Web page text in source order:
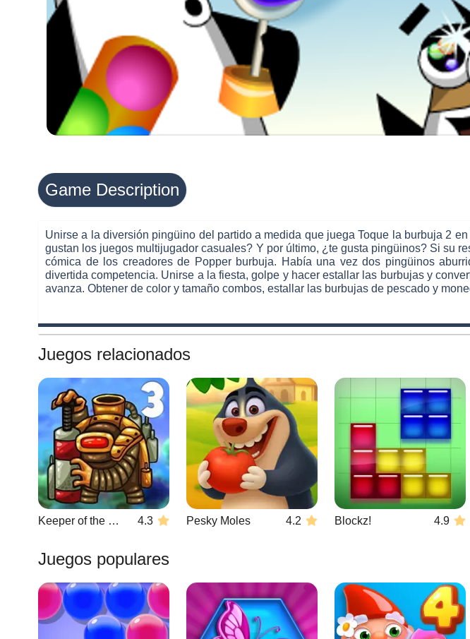
Game Description
Unirse a la diversión pingüino del partido a medida que juega Toque la burbuja 2
gustan los juegos multijugador casuales? Y por último, ¿te gusta pingüinos? Si su
cómica de los creadores de Popper burbuja. Había una vez dos pingüinos
divertida competencia. Unirse a la fiesta, golpe y hacer estallar las burbujas y
avanza. Obtener de color y tamaño combos, estallar las burbujas de pescado y
Juegos relacionados
Keeper of the Grove 3 4.3 Pesky Moles 4.2 Blockz! 4.9
Juegos populares